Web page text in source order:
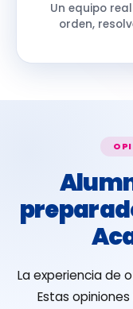
Un equipo
orden,
La experiencia de
Estas